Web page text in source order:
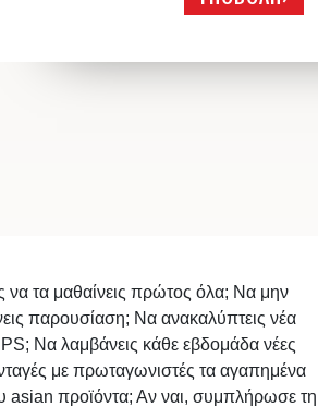
να τα μαθαίνεις πρώτος όλα; Να μην
παρουσίαση; Να ανακαλύπτεις νέα
Να λαμβάνεις κάθε εβδομάδα νέες
με πρωταγωνιστές τα αγαπημένα
asian προϊόντα; Αν ναι, συμπλήρωσε τη